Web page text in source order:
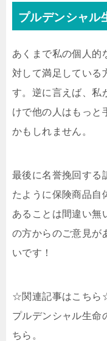
プルデンシャル
あくまで私の個人的
対して満足している
す。逆に言えば、私
けで他の人はもっと
かもしれません。
最後に名誉挽回する
たように保険商品自
あることは間違い無
の方からのご意見が
いです！
☆関連記事はこちら
プルデンシャル生命
ちら。